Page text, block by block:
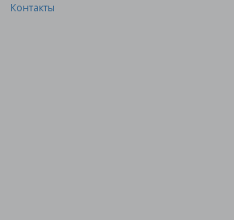
Контакты